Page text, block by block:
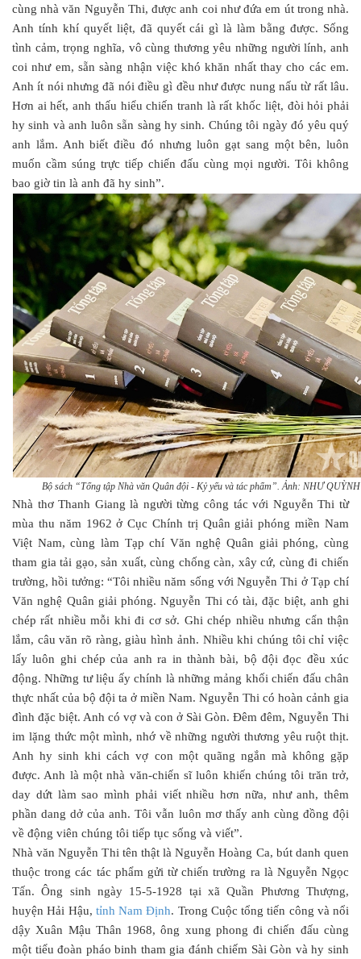
cùng nhà văn Nguyễn Thi, được anh coi như đứa em út trong nhà.
Anh tính khí quyết liệt, đã quyết cái gì là làm bằng được. Sống
tình cảm, trọng nghĩa, vô cùng thương yêu những người lính, anh
coi như em, sẵn sàng nhận việc khó khăn nhất thay cho các em.
Anh ít nói nhưng đã nói điều gì đều như được nung nấu từ rất lâu.
Hơn ai hết, anh thấu hiểu chiến tranh là rất khốc liệt, đòi hỏi phải
hy sinh và anh luôn sẵn sàng hy sinh. Chúng tôi ngày đó yêu quý
anh lắm. Anh biết điều đó nhưng luôn gạt sang một bên, luôn
muốn cầm súng trực tiếp chiến đấu cùng mọi người. Tôi không
bao giờ tin là anh đã hy sinh”.
Bộ sách “Tổng tập Nhà văn Quân đội - Kỷ yếu và tác phẩm”. Ảnh: NHƯ
Nhà thơ Thanh Giang là người từng công tác với Nguyễn Thi từ
mùa thu năm 1962 ở Cục Chính trị Quân giải phóng miền Nam
Việt Nam, cùng làm Tạp chí Văn nghệ Quân giải phóng, cùng
tham gia tải gạo, sản xuất, cùng chống càn, xây cứ, cùng đi chiến
trường, hồi tưởng: “Tôi nhiều năm sống với Nguyễn Thi ở Tạp chí
Văn nghệ Quân giải phóng. Nguyễn Thi có tài, đặc biệt, anh ghi
chép rất nhiều mỗi khi đi cơ sở. Ghi chép nhiều nhưng cẩn thận
lắm, câu văn rõ ràng, giàu hình ảnh. Nhiều khi chúng tôi chỉ việc
lấy luôn ghi chép của anh ra in thành bài, bộ đội đọc đều xúc
động. Những tư liệu ấy chính là những mảng khối chiến đấu chân
thực nhất của bộ đội ta ở miền Nam. Nguyễn Thi có hoàn cảnh gia
đình đặc biệt. Anh có vợ và con ở Sài Gòn. Đêm đêm, Nguyễn Thi
im lặng thức một mình, nhớ về những người thương yêu ruột thịt.
Anh hy sinh khi cách vợ con một quãng ngắn mà không gặp
được. Anh là một nhà văn-chiến sĩ luôn khiến chúng tôi trăn trở,
day dứt làm sao mình phải viết nhiều hơn nữa, như anh, thêm
phần dang dở của anh. Tôi vẫn luôn mơ thấy anh cùng đồng đội
về động viên chúng tôi tiếp tục sống và viết”.
Nhà văn Nguyễn Thi tên thật là Nguyễn Hoàng Ca, bút danh quen
thuộc trong các tác phẩm gửi từ chiến trường ra là Nguyễn Ngọc
Tấn. Ông sinh ngày 15-5-1928 tại xã Quần Phương Thượng,
huyện Hải Hậu, tỉnh Nam Định. Trong Cuộc tổng tiến công và nổi
dậy Xuân Mậu Thân 1968, ông xung phong đi chiến đấu cùng
một tiểu đoàn pháo binh tham gia đánh chiếm Sài Gòn và hy sinh